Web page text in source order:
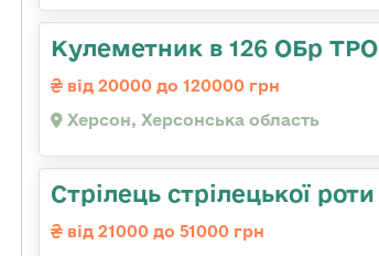
Кулеметник в 126 ОБр ТРО
від 20000 до 120000 грн
Херсон, Херсонська область
Стрілець стрілецької роти
від 21000 до 51000 грн